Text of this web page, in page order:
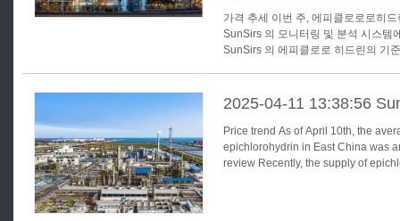
가격 추세 이번 주, 에피클로로로히드린 시장은 상승세를 보였다.
SunSirs 의 모니터링 및 분석 시스템
SunSirs 의 에피클로로 히드린의 기
2025-04-11 13:38:56
Price trend As of April 10th, the average market price of
epichlorohydrin in East China was
review Recently, the supply of